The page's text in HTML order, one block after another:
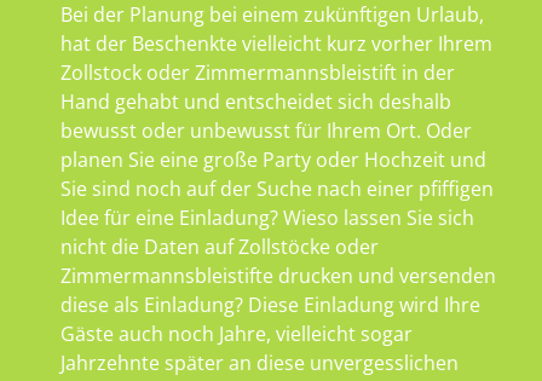
Bei der Planung bei einem zukünftigen Urlaub,
hat der Beschenkte vielleicht kurz vorher Ihrem
Zollstock oder Zimmermannsbleistift in der
Hand gehabt und entscheidet sich deshalb
bewusst oder unbewusst für Ihrem Ort. Oder
planen Sie eine große Party oder Hochzeit und
Sie sind noch auf der Suche nach einer pfiffigen
Idee für eine Einladung? Wieso lassen Sie sich
nicht die Daten auf Zollstöcke oder
Zimmermannsbleistifte drucken und versenden
diese als Einladung? Diese Einladung wird Ihre
Gäste auch noch Jahre, vielleicht sogar
Jahrzehnte später an diese unvergesslichen